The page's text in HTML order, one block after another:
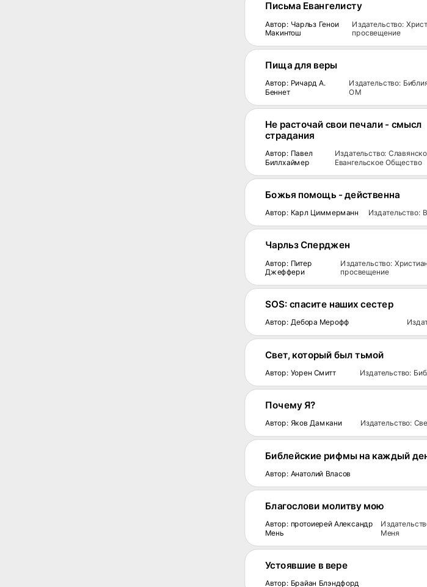
Письма Евангелисту
Автор: Чарльз Генои
Макинтош
Издательство:
просвещение
Пища для веры
Автор: Ричард А.
Беннет
Издательство:
ОМ
Не расточай свои печали - смысл
страдания
Автор: Павел
Биллхаймер
Издательство:
Евангельское Общество
Божья помощь - действенна
Автор: Карл Циммерманн Издательство:
Чарльз Сперджен
Автор: Питер
Джеффери
Издательство:
просвещение
SOS: спасите наших сестер
Автор: Дебора Мерофф
Свет, который был тьмой
Автор: Уорен Смитт Издательство:
Почему Я?
Автор: Яков Дамкани Издательство:
Библейские рифмы на каждый
Автор: Анатолий Власов
Благослови молитву мою
Автор: протоиерей Александр
Мень
Меня
Устоявшие в вере
Автор: Брайан Блэндфорд